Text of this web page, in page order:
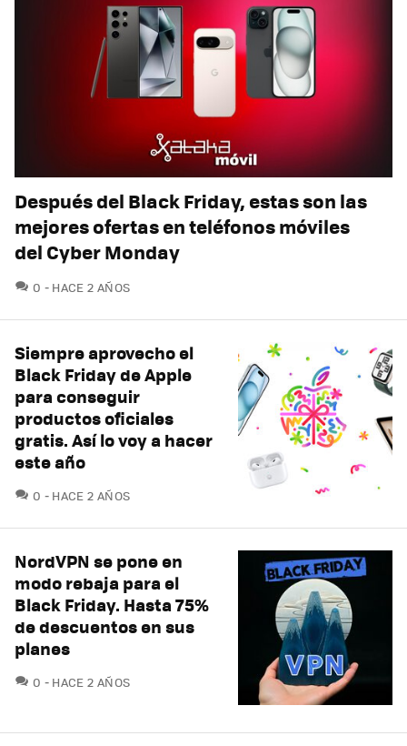
Después del Black Friday, estas son las
mejores ofertas en teléfonos móviles
del Cyber Monday
0 COMENTARIOS
HACE 2 AÑOS
Siempre aprovecho el
Black Friday de Apple
para conseguir
productos oficiales
gratis. Así lo voy a hacer
este año
0 COMENTARIOS
HACE 2 AÑOS
NordVPN se pone en
modo rebaja para el
Black Friday. Hasta 75%
de descuentos en sus
planes
0 COMENTARIOS
HACE 2 AÑOS